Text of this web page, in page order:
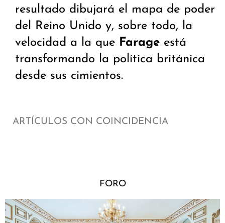
resultado dibujará el mapa de poder
del Reino Unido y, sobre todo, la
velocidad a la que Farage está
transformando la política británica
desde sus cimientos.
ARTÍCULOS CON COINCIDENCIA
FORO